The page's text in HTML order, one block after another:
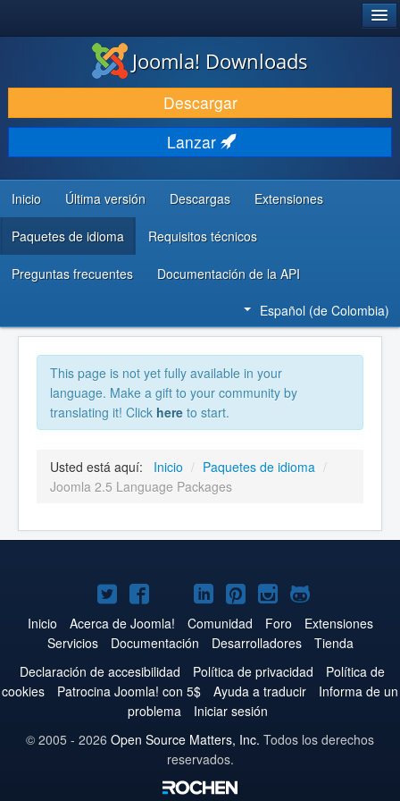
DESCARGAR
DESCUBRE Y APRENDE
COMUNIDAD Y AYUDA
RECURSOS PARA DESARROLLADORES
Joomla! Downloads
Descargar
Lanzar
Inicio Última versión Descargas Extensiones
Paquetes de idioma Requisitos técnicos
Preguntas frecuentes Documentación de la API
Español (de Colombia)
This page is not yet fully available in your
language. Make a gift to your community by
translating it! Click here to start.
Usted está aquí: Inicio / Paquetes de idioma /
Joomla 2.5 Language Packages
Joomla!
en
Twitter
Joomla!
en
Facebook
Joomla!
en
YouTube
Joomla!
en
LinkedIn
Joomla!
en
Pinterest
Joomla!
en
Instagram
Joomla!
en
GitHub
Inicio Acerca de Joomla! Comunidad Foro
Extensiones
Servicios
Documentación Desarrolladores
Tienda
Declaración de accesibilidad
Política de privacidad
Política de
cookies
Patrocina Joomla! con 5$ Ayuda a traducir
Informa de un
problema
Iniciar sesión
© 2005 - 2026 Open Source Matters, Inc. Todos los derechos
reservados.